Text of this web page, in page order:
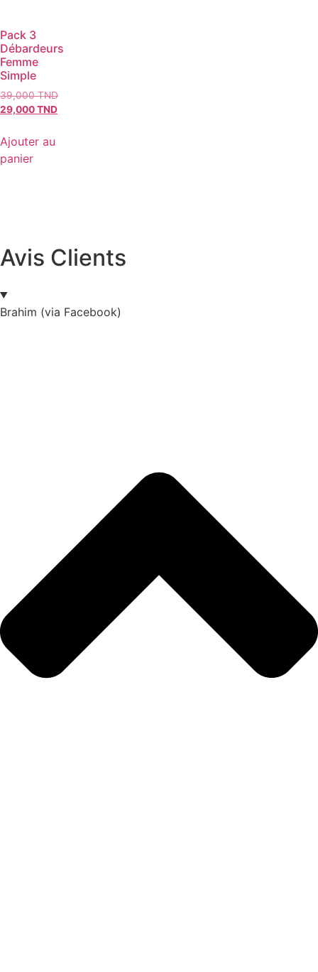
Pack 3
Débardeurs
Femme
Simple
39,000TND
29,000TND
Ajouter au
panier
Avis Clients
Brahim (via Facebook)